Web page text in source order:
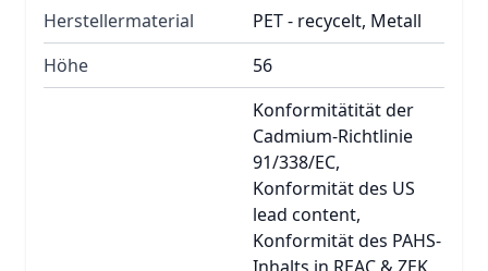
Herstellermaterial
PET - recycelt, Metall
Höhe
56
Konformitätität der
Cadmium-Richtlinie
91/338/EC,
Konformität des US
lead content,
Konformität des PAHS-